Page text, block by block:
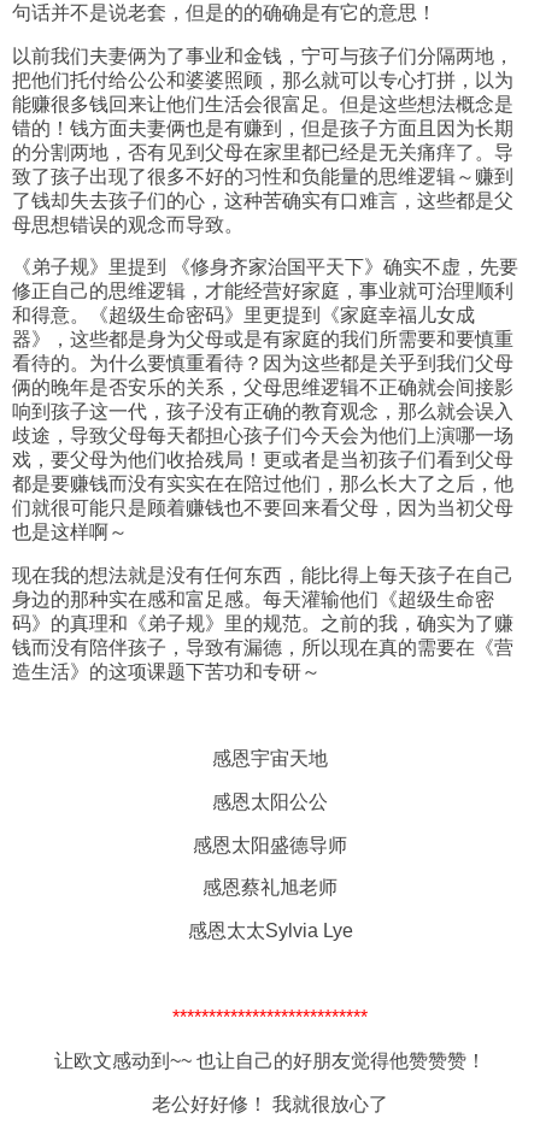
句话并不是说老套，但是的的确确是有它的意思！
以前我们夫妻俩为了事业和金钱，宁可与孩子们分隔两地，
把他们托付给公公和婆婆照顾，那么就可以专心打拼，以为
能赚很多钱回来让他们生活会很富足。但是这些想法概念是
错的！钱方面夫妻俩也是有赚到，但是孩子方面且因为长期
的分割两地，否有见到父母在家里都已经是无关痛痒了。导
致了孩子出现了很多不好的习性和负能量的思维逻辑～赚到
了钱却失去孩子们的心，这种苦确实有口难言，这些都是父
母思想错误的观念而导致。
《弟子规》里提到 《修身齐家治国平天下》确实不虚，先要
修正自己的思维逻辑，才能经营好家庭，事业就可治理顺利
和得意。《超级生命密码》里更提到《家庭幸福儿女成
器》，这些都是身为父母或是有家庭的我们所需要和要慎重
看待的。为什么要慎重看待？因为这些都是关乎到我们父母
俩的晚年是否安乐的关系，父母思维逻辑不正确就会间接影
响到孩子这一代，孩子没有正确的教育观念，那么就会误入
歧途，导致父母每天都担心孩子们今天会为他们上演哪一场
戏，要父母为他们收拾残局！更或者是当初孩子们看到父母
都是要赚钱而没有实实在在陪过他们，那么长大了之后，他
们就很可能只是顾着赚钱也不要回来看父母，因为当初父母
也是这样啊～
现在我的想法就是没有任何东西，能比得上每天孩子在自己
身边的那种实在感和富足感。每天灌输他们《超级生命密
码》的真理和《弟子规》里的规范。之前的我，确实为了赚
钱而没有陪伴孩子，导致有漏德，所以现在真的需要在《营
造生活》的这项课题下苦功和专研～
感恩宇宙天地
感恩太阳公公
感恩太阳盛德导师
感恩蔡礼旭老师
感恩太太Sylvia Lye
***************************
让欧文感动到~~ 也让自己的好朋友觉得他赞赞赞！
老公好好修！ 我就很放心了